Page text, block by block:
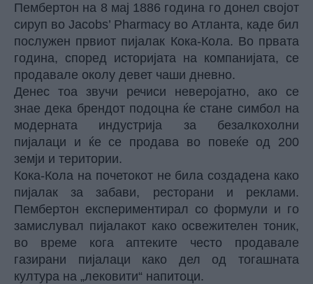
Пембертон на 8 мај 1886 година го донел својот
сируп во Jacobs’ Pharmacy во Атланта, каде бил
послужен првиот пијалак Кока-Кола. Во првата
година, според историјата на компанијата, се
продавале околу девет чаши дневно.
Денес тоа звучи речиси неверојатно, ако се
знае дека брендот подоцна ќе стане симбол на
модерната индустрија за безалкохолни
пијалаци и ќе се продава во повеќе од 200
земји и територии.
Кока-Кола на почетокот не била создадена како
пијалак за забави, ресторани и реклами.
Пембертон експериментирал со формули и го
замислувал пијалакот како освежителен тоник,
во време кога аптеките често продавале
газирани пијалаци како дел од тогашната
култура на „лековити“ напитoци.